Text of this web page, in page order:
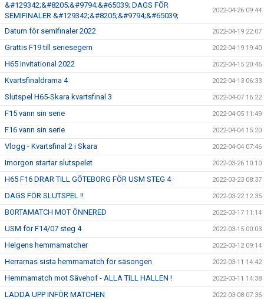
&#129342;&#8205;&#9794;&#65039; DAGS FÖR
SEMIFINALER &#129342;&#8205;&#9794;&#65039;
2022-04-26 09:44
Datum för semifinaler 2022 2022-04-19 22:07
Grattis F19 till seriesegern 2022-04-19 19:40
H65 Invitational 2022 2022-04-15 20:46
Kvartsfinaldrama 4 2022-04-13 06:33
Slutspel H65-Skara kvartsfinal 3 2022-04-07 16:22
F15 vann sin serie 2022-04-05 11:49
F16 vann sin serie 2022-04-04 15:20
Vlogg - Kvartsfinal 2 i Skara 2022-04-04 07:46
Imorgon startar slutspelet 2022-03-26 10:10
H65 F16 DRAR TILL GÖTEBORG FÖR USM STEG 4 2022-03-23 08:37
DAGS FÖR SLUTSPEL !! 2022-03-22 12:35
BORTAMATCH MOT ÖNNERED 2022-03-17 11:14
USM för F14/07 steg 4 2022-03-15 00:03
Helgens hemmamatcher 2022-03-12 09:14
Herrarnas sista hemmamatch för säsongen 2022-03-11 14:42
Hemmamatch mot Sävehof - ALLA TILL HALLEN ! 2022-03-11 14:38
LADDA UPP INFÖR MATCHEN 2022-03-08 07:36